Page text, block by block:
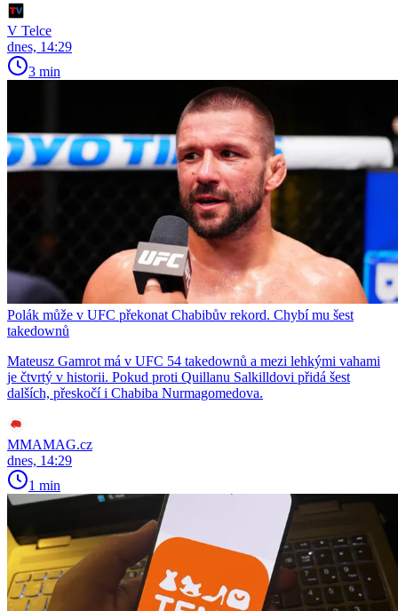
V Telce
dnes, 14:29
3 min
Polák může v UFC překonat Chabibův rekord. Chybí mu šest
takedownů
Mateusz Gamrot má v UFC 54 takedownů a mezi lehkými vahami
je čtvrtý v historii. Pokud proti Quillanu Salkilldovi přidá šest
dalších, přeskočí i Chabiba Nurmagomedova.
MMAMAG.cz
dnes, 14:29
1 min